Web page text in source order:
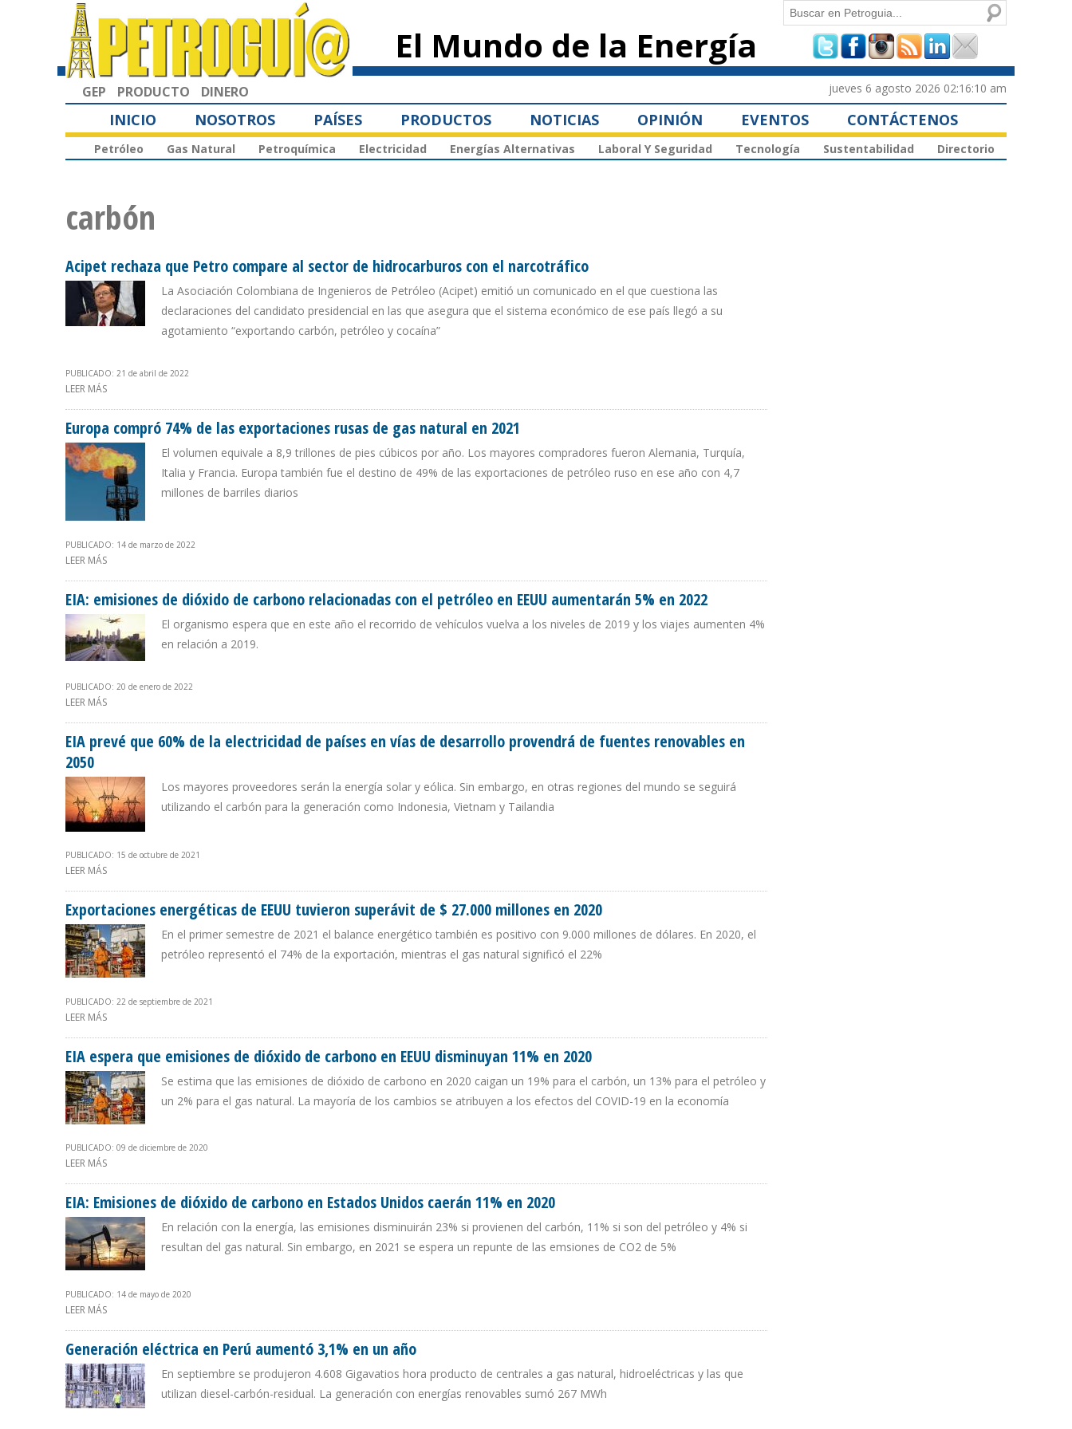
principal
El Mundo de la Energía
Formulario de
búsqueda
Buscar
GEP PRODUCTO DINERO jueves 6 agosto 2026 02:16:10 am
INICIO NOSOTROS PAÍSES PRODUCTOS NOTICIAS OPINIÓN EVENTOS CONTÁCTENOS
Petróleo Gas Natural Petroquímica Electricidad Energías Alternativas Laboral Y Seguridad Tecnología Sustentabilidad Directorio
carbón
Acipet rechaza que Petro compare al sector de hidrocarburos con el narcotráfico
La Asociación Colombiana de Ingenieros de Petróleo (Acipet) emitió un comunicado en el que cuestiona las
declaraciones del candidato presidencial en las que asegura que el sistema económico de ese país llegó a su
agotamiento “exportando carbón, petróleo y cocaína”
PUBLICADO: 21 de abril de 2022
LEER MÁS
Europa compró 74% de las exportaciones rusas de gas natural en 2021
El volumen equivale a 8,9 trillones de pies cúbicos por año. Los mayores compradores fueron Alemania, Turquía,
Italia y Francia. Europa también fue el destino de 49% de las exportaciones de petróleo ruso en ese año con 4,7
millones de barriles diarios
PUBLICADO: 14 de marzo de 2022
LEER MÁS
EIA: emisiones de dióxido de carbono relacionadas con el petróleo en EEUU aumentarán 5% en 2022
El organismo espera que en este año el recorrido de vehículos vuelva a los niveles de 2019 y los viajes aumenten 4%
en relación a 2019.
PUBLICADO: 20 de enero de 2022
LEER MÁS
EIA prevé que 60% de la electricidad de países en vías de desarrollo provendrá de fuentes renovables en
2050
Los mayores proveedores serán la energía solar y eólica. Sin embargo, en otras regiones del mundo se seguirá
utilizando el carbón para la generación como Indonesia, Vietnam y Tailandia
PUBLICADO: 15 de octubre de 2021
LEER MÁS
Exportaciones energéticas de EEUU tuvieron superávit de $ 27.000 millones en 2020
En el primer semestre de 2021 el balance energético también es positivo con 9.000 millones de dólares. En 2020, el
petróleo representó el 74% de la exportación, mientras el gas natural significó el 22%
PUBLICADO: 22 de septiembre de 2021
LEER MÁS
EIA espera que emisiones de dióxido de carbono en EEUU disminuyan 11% en 2020
Se estima que las emisiones de dióxido de carbono en 2020 caigan un 19% para el carbón, un 13% para el petróleo y
un 2% para el gas natural. La mayoría de los cambios se atribuyen a los efectos del COVID-19 en la economía
PUBLICADO: 09 de diciembre de 2020
LEER MÁS
EIA: Emisiones de dióxido de carbono en Estados Unidos caerán 11% en 2020
En relación con la energía, las emisiones disminuirán 23% si provienen del carbón, 11% si son del petróleo y 4% si
resultan del gas natural. Sin embargo, en 2021 se espera un repunte de las emsiones de CO2 de 5%
PUBLICADO: 14 de mayo de 2020
LEER MÁS
Generación eléctrica en Perú aumentó 3,1% en un año
En septiembre se produjeron 4.608 Gigavatios hora producto de centrales a gas natural, hidroeléctricas y las que
utilizan diesel-carbón-residual. La generación con energías renovables sumó 267 MWh